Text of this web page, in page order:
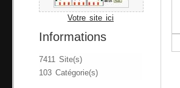
Votre site ici
Informations
7411 Site(s)
103 Catégorie(s)